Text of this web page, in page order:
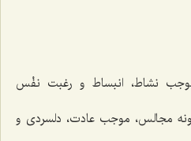
نشاط، انبساط و رغبت نفْس
مجالس، موجب عادت، دلسردی و